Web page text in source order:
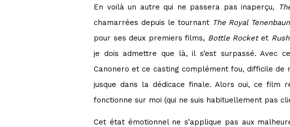
En voilà un autre qui ne passera pas inaperçu,
chamarrées depuis le tournant The Royal
pour ses deux premiers films, Bottle Rocketet
je dois admettre que là, il s’est surpassé. Avec
Canonero et ce casting complément fou, difficile
jusque dans la dédicace finale. Alors oui, ce film
fonctionne sur moi (qui ne suis habituellement pas
Cet état émotionnel ne s’applique pas aux